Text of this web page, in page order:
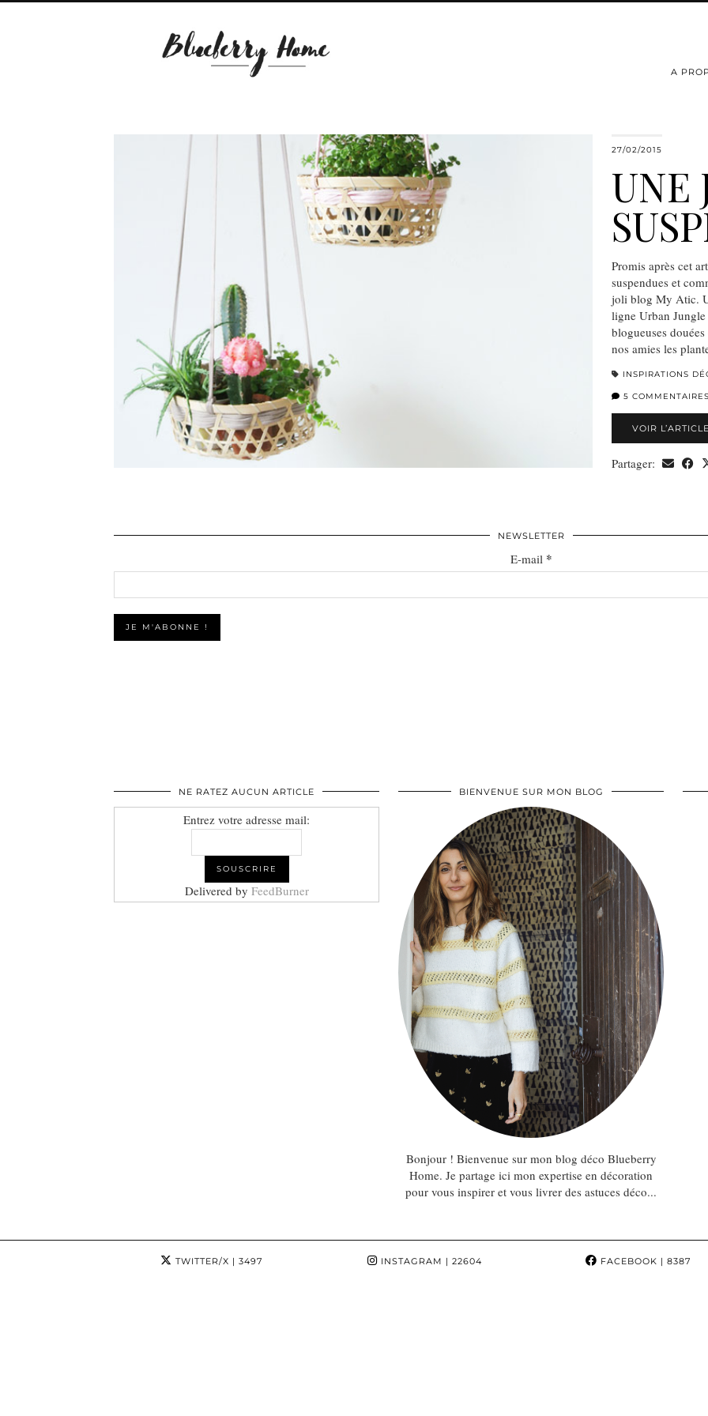
A
27/02/2015
UNE
Promis après cet
suspendues et
joli blog My Atic.
ligne Urban
blogueuses
nos amies les
INSPIRATIONS
5 COMMENTAIRES
VOIR L’ARTICLE
Partager:
NEWSLETTER
E-mail *
NE RATEZ AUCUN ARTICLE
Entrez votre adresse mail:
Delivered by FeedBurner
BIENVENUE SUR MON BLOG
Bonjour ! Bienvenue sur mon blog déco Blueberry
Home. Je partage ici mon expertise en décoration
pour vous inspirer et vous livrer des astuces déco...
TWITTER/X | 3497 INSTAGRAM | 22604 FACEBOOK | 8387